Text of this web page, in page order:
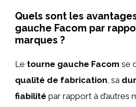
Quels sont les
gauche Facom par
marques ?
Le tourne gauche Facom se
qualité de fabrication , sa
fiabilité par rapport à d’autres